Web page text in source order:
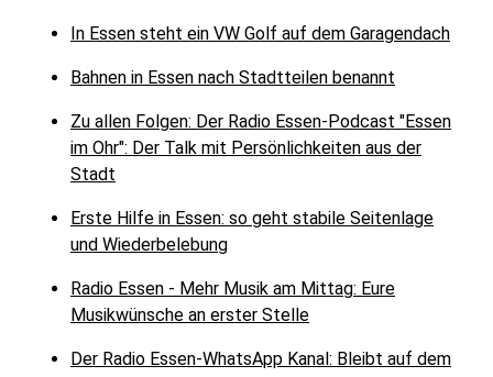
In Essen steht ein VW Golf auf dem Garagendach
Bahnen in Essen nach Stadtteilen benannt
Zu allen Folgen: Der Radio Essen-Podcast "Essen
im Ohr": Der Talk mit Persönlichkeiten aus der
Stadt
Erste Hilfe in Essen: so geht stabile Seitenlage
und Wiederbelebung
Radio Essen - Mehr Musik am Mittag: Eure
Musikwünsche an erster Stelle
Der Radio Essen-WhatsApp Kanal: Bleibt auf dem